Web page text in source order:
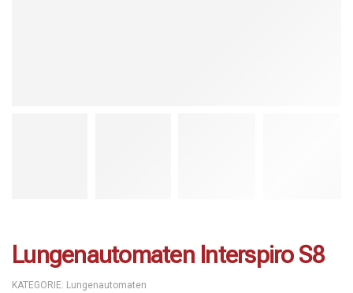
Lungenautomaten Interspiro S8
KATEGORIE: Lungenautomaten